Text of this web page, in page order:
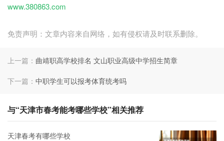
www.380863.com
免责声明：文章内容来自网络，如有侵权请及时联系删除。
上一篇： 曲靖职高学校排名 文山职业高级中学招生简章
下一篇： 中职学生可以报考体育统考吗
与“天津市春考能考哪些学校”相关推荐
天津春考有哪些学校